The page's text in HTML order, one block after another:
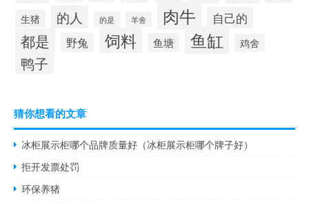
生猪 的人 的是 羊舍 肉牛 自己的
都是 野兔 饲料 鱼塘 鱼缸 鸡舍
鸭子
猜你想看的文章
冰柜展示柜哪个品牌质量好（冰柜展示柜哪个牌子好）
拒开发票处罚
环保养猪